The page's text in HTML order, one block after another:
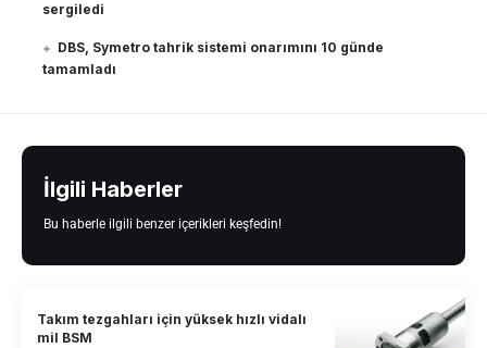
sergiledi
DBS, Symetro tahrik sistemi onarımını 10 günde
tamamladı
İlgili Haberler
Bu haberle ilgili benzer içerikleri keşfedin!
Takım tezgahları için yüksek hızlı vidalı
mil BSM